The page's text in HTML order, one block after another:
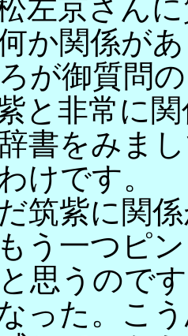
左京さん
か関係が
が御質問
と非常に
書をみま
けです。
筑紫に関
う一つピ
思うので
った。こ